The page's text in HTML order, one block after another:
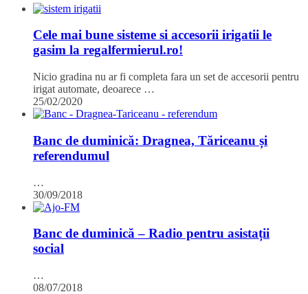
Cele mai bune sisteme si accesorii irigatii le
gasim la regalfermierul.ro!
Nicio gradina nu ar fi completa fara un set de accesorii pentru
irigat automate, deoarece …
25/02/2020
Banc de duminică: Dragnea, Tăriceanu și
referendumul
…
30/09/2018
Banc de duminică – Radio pentru asistații
social
…
08/07/2018